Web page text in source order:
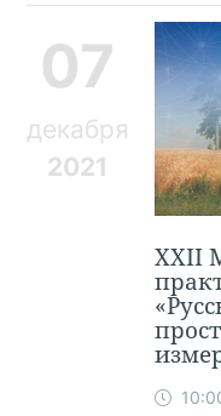
07
декабря
2021
XXII